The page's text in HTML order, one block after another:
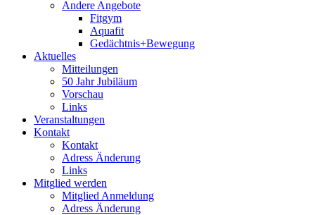
Andere Angebote
Fitgym
Aquafit
Gedächtnis+Bewegung
Aktuelles
Mitteilungen
50 Jahr Jubiläum
Vorschau
Links
Veranstaltungen
Kontakt
Kontakt
Adress Änderung
Links
Mitglied werden
Mitglied Anmeldung
Adress Änderung